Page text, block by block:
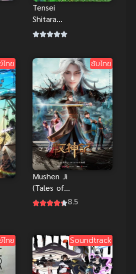
Tensei
Shitara
Dragon no
เกิดใหม่ก็กลาย
เป็นไข่มังกร
ไปซะแล้ว (ซับ
ไทย)
ทย ซับไทย
Mushen Ji
(Tales of
Herding
(ซับไทย)
8.5
ทย Soundtrack